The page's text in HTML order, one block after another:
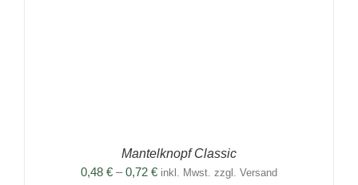
Mantelknopf Classic
0,48 € –0,72 €Preisspanne:
inkl. Mwst. zzgl. Versand